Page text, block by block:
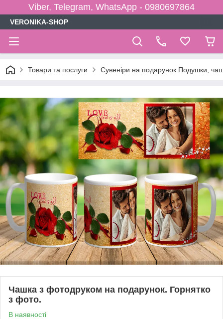
Viber, Telegram, WhatsApp - 0980697864
VERONIKA-SHOP
Товари та послуги Сувеніри на подарунок Подушки,
Чашка з фотодруком на подарунок. Горнятко
з фото.
В наявності